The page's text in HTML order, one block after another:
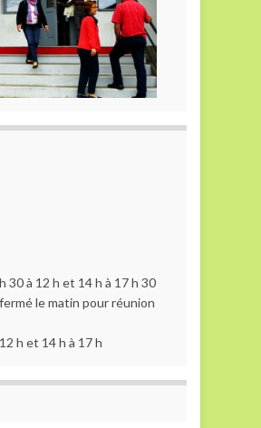
30 à 12 h et 14 h à 17 h 30
le matin pour réunion
h et 14 h à 17 h